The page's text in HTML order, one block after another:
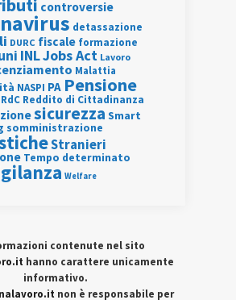
controversie
detassazione
DURC fiscale formazione
INLJobs Act Lavoro
Malattia
NASPI PA Pensione
RdC Reddito di Cittadinanza
sicurezza Smart
somministrazione
Stranieri
Tempo determinato
Welfare
contenute nel sito
hanno carattere unicamente
informativo.
non è responsabile per